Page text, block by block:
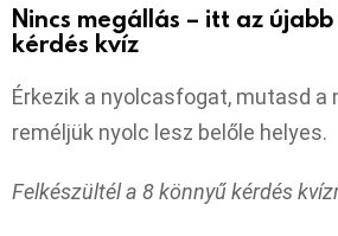
Nincs megállás – itt az
kérdés kvíz
Érkezik a nyolcasfogat, mutasd a
reméljük nyolc lesz belőle helyes.
Felkészültél a 8 könnyű kérdés